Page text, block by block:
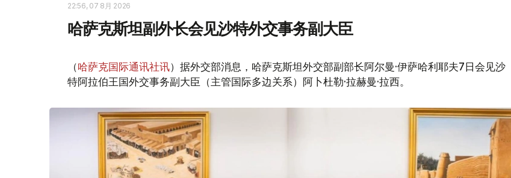
22:56, 07 8月 2026
哈萨克斯坦副外长会见沙特外交事务副大臣
（哈萨克国际通讯社讯）据外交部消息，哈萨克斯坦外交部副部长阿尔曼·伊萨哈利耶夫7日会见沙
特阿拉伯王国外交事务副大臣（主管国际多边关系）阿卜杜勒·拉赫曼·拉西。